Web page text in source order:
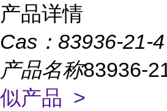
产品详情
Cas： 83936-21-4
产品名称83936-
似产品 >